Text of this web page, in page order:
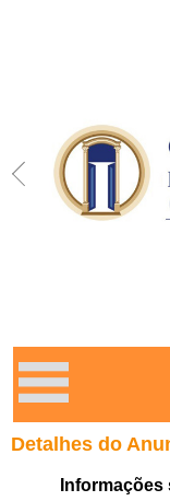
Detalhes do